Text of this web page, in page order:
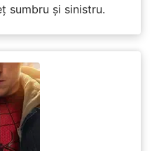
sumbru și sinistru.